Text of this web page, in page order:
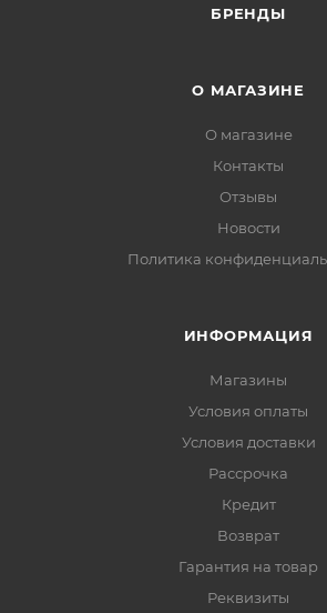
БРЕНДЫ
О МАГАЗИНЕ
О магазине
Контакты
Отзывы
Новости
Политика
ИНФОРМАЦИЯ
Магазины
Условия оплаты
Условия доставки
Рассрочка
Кредит
Возврат
Гарантия на товар
Реквизиты